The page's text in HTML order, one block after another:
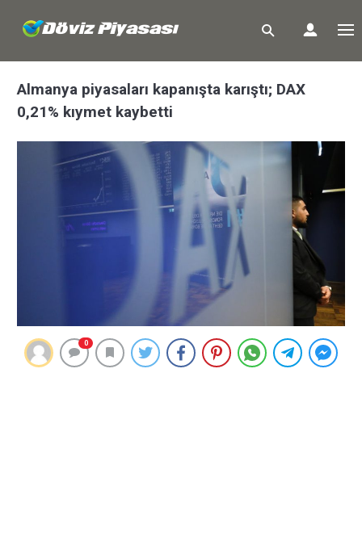
Almanya piyasaları kapanışta karıştı; DAX
0,21% kıymet kaybetti
0